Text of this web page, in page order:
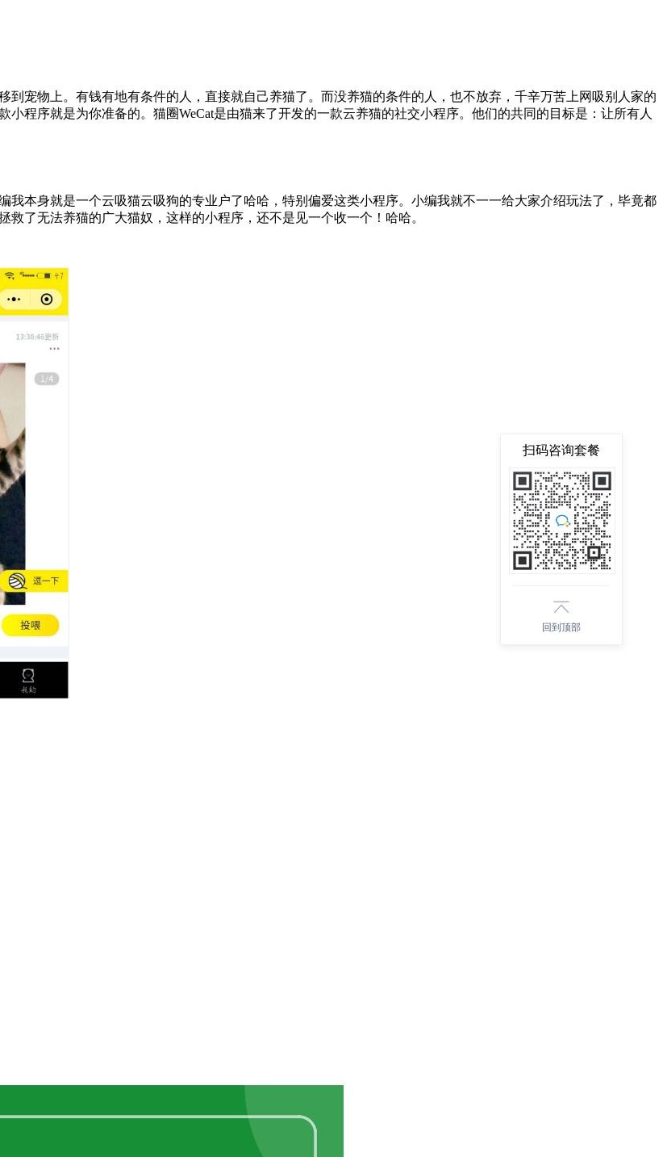
宠物上。有钱有地有条件的人，直接就自己养猫了。而没养猫的条件的人，也不放弃，千辛万苦上网吸别人家的
程序就是为你准备的。猫圈WeCat是由猫来了开发的一款云养猫的社交小程序。他们的共同的目标是：让所有人
本身就是一个云吸猫云吸狗的专业户了哈哈，特别偏爱这类小程序。小编我就不一一给大家介绍玩法了，毕竟都
了无法养猫的广大猫奴，这样的小程序，还不是见一个收一个！哈哈。
扫码咨询套餐
回到顶部